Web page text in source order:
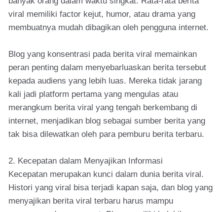
viral memiliki factor kejut, humor, atau drama yang
membuatnya mudah dibagikan oleh pengguna internet.
Blog yang konsentrasi pada berita viral memainkan
peran penting dalam menyebarluaskan berita tersebut
kepada audiens yang lebih luas. Mereka tidak jarang
kali jadi platform pertama yang mengulas atau
merangkum berita viral yang tengah berkembang di
internet, menjadikan blog sebagai sumber berita yang
tak bisa dilewatkan oleh para pemburu berita terbaru.
2. Kecepatan dalam Menyajikan Informasi
Kecepatan merupakan kunci dalam dunia berita viral.
Histori yang viral bisa terjadi kapan saja, dan blog yang
menyajikan berita viral terbaru harus mampu